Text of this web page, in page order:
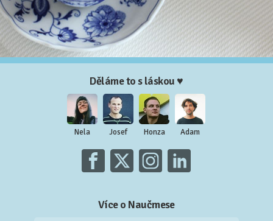
Děláme to s láskou ♥
Nela Josef Honza Adam
Více o Naučmese